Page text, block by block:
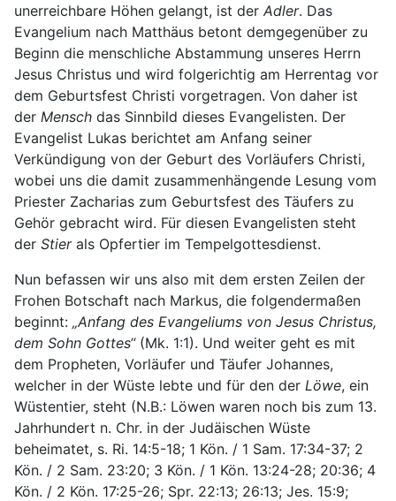
unerreichbare Höhen gelangt, ist der Adler. Das
Evangelium nach Matthäus betont demgegenüber zu
Beginn die menschliche Abstammung unseres Herrn
Jesus Christus und wird folgerichtig am Herrentag vor
dem Geburtsfest Christi vorgetragen. Von daher ist
der Mensch das Sinnbild dieses Evangelisten. Der
Evangelist Lukas berichtet am Anfang seiner
Verkündigung von der Geburt des Vorläufers Christi,
wobei uns die damit zusammenhängende Lesung vom
Priester Zacharias zum Geburtsfest des Täufers zu
Gehör gebracht wird. Für diesen Evangelisten steht
der Stierals Opfertier im Tempelgottesdienst.
Nun befassen wir uns also mit dem ersten Zeilen der
Frohen Botschaft nach Markus, die folgendermaßen
beginnt: „Anfang des Evangeliums von Jesus Christus,
dem Sohn Gottes“ (Mk. 1:1). Und weiter geht es mit
dem Propheten, Vorläufer und Täufer Johannes,
welcher in der Wüste lebte und für den der Löwe, ein
Wüstentier, steht (N.B.: Löwen waren noch bis zum 13.
Jahrhundert n. Chr. in der Judäischen Wüste
beheimatet, s. Ri. 14:5-18; 1 Kön. / 1 Sam. 17:34-37; 2
Kön. / 2 Sam. 23:20; 3 Kön. / 1 Kön. 13:24-28; 20:36; 4
Kön. / 2 Kön. 17:25-26; Spr. 22:13; 26:13; Jes. 15:9;